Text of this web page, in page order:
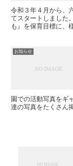
令和３年４月から、
てスタートしました
も』を保育目標に、
お知らせ
園での活動写真をギ
達の写真をたくさん